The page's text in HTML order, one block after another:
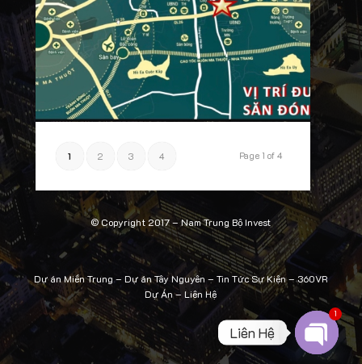
Page 1 of 4
1 2 3 4
© Copyright 2017 –Nam Trung Bộ Invest
Dự án Miền Trung– Dự án Tây Nguyên – Tin Tức Sự Kiện–360VR
Dự Án–Liên Hệ
Liên Hệ
Open
1